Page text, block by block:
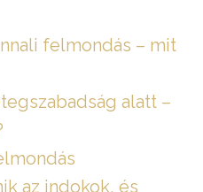
felmondás – mit
alatt –
az indokok, és